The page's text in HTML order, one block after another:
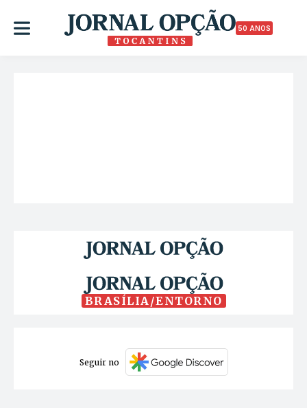
50 ANOS
BRASÍLIA/ENTORNO
Seguir no